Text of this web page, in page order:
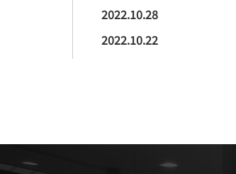
2022.10.28
2022.10.22